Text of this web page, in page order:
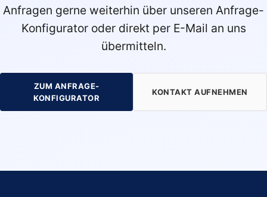
Anfragen gerne weiterhin über unseren Anfrage-
Konfigurator oder direkt per E-Mail an uns
übermitteln.
ZUM ANFRAGE-
KONFIGURATOR
KONTAKT AUFNEHMEN